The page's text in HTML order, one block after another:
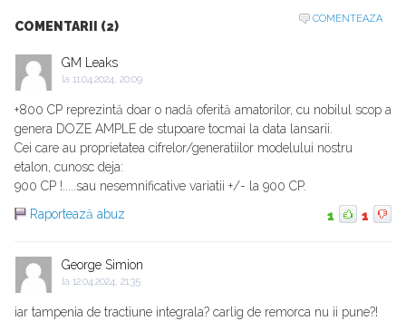
COMENTARII (2)
COMENTEAZA
GM Leaks
la 11.04.2024, 20:09
+800 CP reprezintă doar o nadă oferită amatorilor, cu nobilul scop a
genera DOZE AMPLE de stupoare tocmai la data lansarii.
Cei care au proprietatea cifrelor/generatiilor modelului nostru
etalon, cunosc deja:
900 CP !.....sau nesemnificative variatii +/- la 900 CP.
Raportează abuz
1 1
George Simion
la 12.04.2024, 21:35
iar tampenia de tractiune integrala? carlig de remorca nu ii pune?!